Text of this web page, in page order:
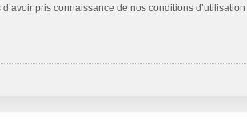
pris connaissance de nos conditions